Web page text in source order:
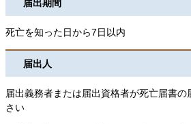
届出期間
死亡を知った日から7日以内
届出人
届出義務者または届出資格者が死亡届書
さい